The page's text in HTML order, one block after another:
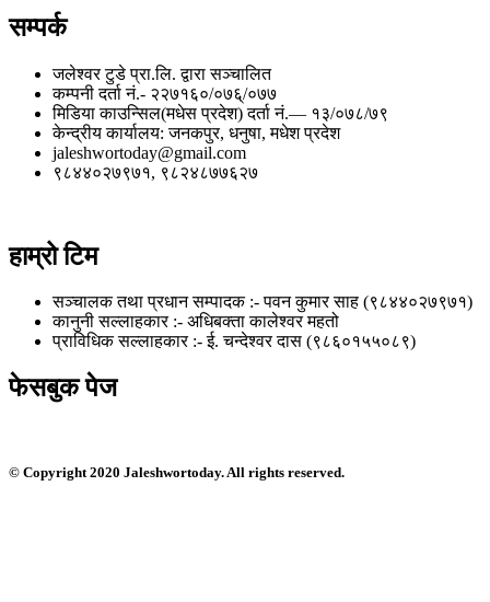
सम्पर्क
जलेश्वर टुडे प्रा.लि. द्वारा सञ्चालित
कम्पनी दर्ता नं.- २२७१६०/०७६्/०७७
मिडिया काउन्सिल(मधेस प्रदेश) दर्ता नं.— १३/०७८/७९
केन्द्रीय कार्यालय: जनकपुर, धनुषा, मधेश प्रदेश
jaleshwortoday@gmail.com
९८४४०२७९७१, ९८२४८७७६२७
हाम्रो टिम
सञ्चालक तथा प्रधान सम्पादक :- पवन कुमार साह (९८४४०२७९७१)
कानुनी सल्लाहकार :- अधिबक्ता कालेश्वर महतो
प्राविधिक सल्लाहकार :- ई. चन्देश्वर दास (९८६०१५५०८९)
फेसबुक पेज
© Copyright 2020 Jaleshwortoday. All rights reserved.